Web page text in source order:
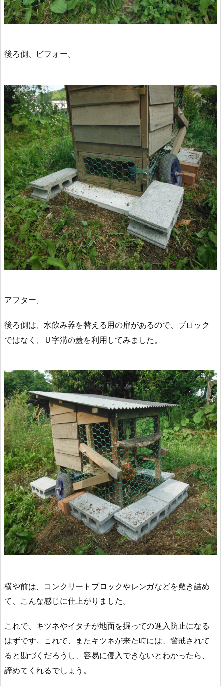
後ろ側、ビフォー。
アフター。
後ろ側は、水飲み器を替える用の扉があるので、ブロック
ではなく、Ｕ字溝の蓋を利用してみました。
横や前は、コンクリートブロックやレンガなどを敷き詰め
て、こんな感じに仕上がりました。
これで、キツネやイタチが地面を掘っての進入防止になる
はずです。これで、またキツネが来た時には、警戒されて
ると勘づくだろうし、容易に侵入できないとわかったら、
諦めてくれるでしょう。